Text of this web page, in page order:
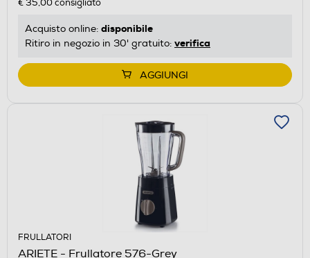
€ 35,00consigliato
Acquisto online: disponibile
Ritiro in negozio in 30' gratuito: verifica
AGGIUNGI
FRULLATORI
ARIETE - Frullatore 576-Grey